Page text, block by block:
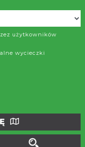
użytkowników
wycieczki
h2o położony jest
Wisłą, przy trasie DK